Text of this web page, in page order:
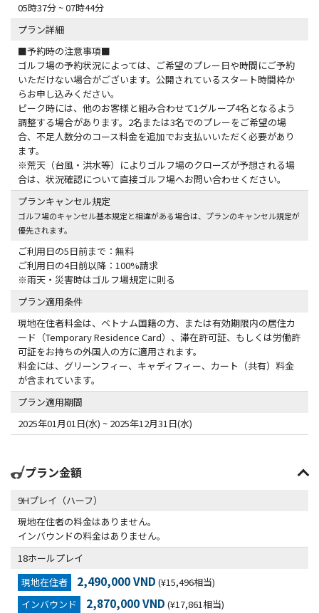
05時37分 ~ 07時44分
プラン詳細
■予約時の注意事項■
ゴルフ場の予約状況によっては、ご希望のプレー日や時間にご予約
いただけない場合がございます。公開されているスタート時間枠か
らお申し込みください。
ピーク時には、他のお客様と組み合わせて1グループ4名となるよう
調整する場合があります。2名または3名でのプレーをご希望の場
合、不足人数分のコース料金を追加でお支払いいただく必要があり
ます。
※荒天（台風・洪水等）によりゴルフ場のクローズが予想される場
合は、状況確認について直接ゴルフ場へお問い合わせください。
プランキャンセル規定
ゴルフ場のキャンセル基本規定と相違がある場合は、プランのキャンセル規定が
優先されます。
ご利用日の5日前まで：無料
ご利用日の4日前以降：100%請求
※雨天・災害時はゴルフ場規定に則る
プラン適用条件
現地在住者料金は、ベトナム国籍の方、または有効期限内の居住カ
ード（Temporary Residence Card）、滞在許可証、もしくは労働許
可証をお持ちの外国人の方に適用されます。
料金には、グリーンフィー、キャディフィー、カート（共有）料金
が含まれています。
プラン適用期間
2025年01月01日(水) ~ 2025年12月31日(水)
プラン金額
9Hプレイ（ハーフ）
現地在住者の料金はありません。
インバウンドの料金はありません。
18ホールプレイ
現地在住者
2,490,000 VND (¥15,496相当)
インバウンド
2,870,000 VND (¥17,861相当)